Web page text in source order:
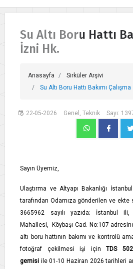
Su Altı Boru Hattı
İzni Hk.
Anasayfa
Sirküler Arşivi
Su Altı Boru Hattı Bakımı
22-05-2026 Genel, Teknik Sayı:
Sayın Üyemiz,
Ulaştırma ve Altyapı Bakanlığı
tarafından Odamıza gönderilen ve
3665962 sayılı yazıda; İstanbul
Mahallesi, Köybaşı Cad. No:107
altı boru hattının bakımı ve kontrolü
fotoğraf çekilmesi işi içinTDS
gemisi ile 01-10 Haziran 2026 tarihleri